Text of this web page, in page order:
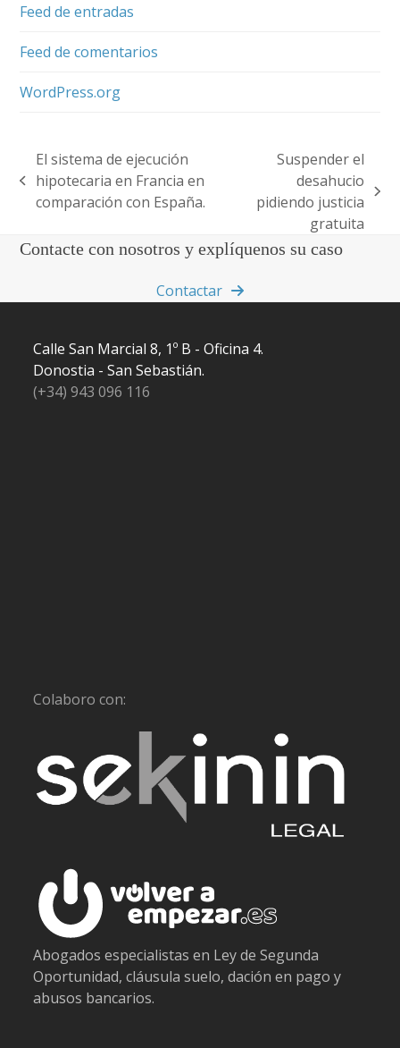
Feed de entradas
Feed de comentarios
WordPress.org
previous
post:
El sistema de ejecución
hipotecaria en Francia en
comparación con España.
next
Suspender el
desahucio
pidiendo justicia
gratuita
Contacte con nosotros y explíquenos su caso
Contactar
Calle San Marcial 8, 1º B - Oficina 4.
Donostia - San Sebastián.
(+34) 943 096 116
Colaboro con:
Abogados especialistas en Ley de Segunda
Oportunidad, cláusula suelo, dación en pago y
abusos bancarios.